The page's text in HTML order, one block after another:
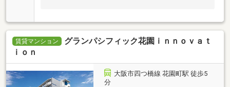
賃貸マンション
グランパシフィック花園ｉｎｎｏｖａｔ
ｉｏｎ
大阪市四つ橋線 花園町駅 徒歩5
分